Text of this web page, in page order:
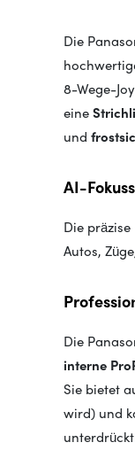
Die
8-Wege-
eine
und
AI-
Die präzise
Autos,
Die
interne
Sie bietet
wird) und